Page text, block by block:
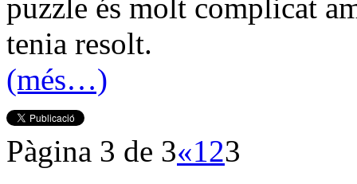
puzzle és molt complicat
tenia resolt.
(més…)
Pàgina 3 de 3«123